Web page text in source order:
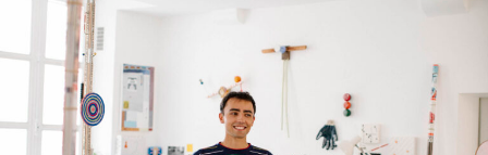
PROGRAMMATION
MAGAZINE
ESPACES DE PRATIQUE ARTISTIQUE ↓